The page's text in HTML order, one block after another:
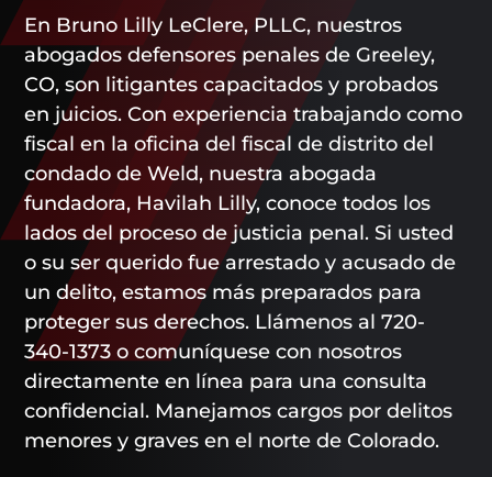
En Bruno Lilly LeClere, PLLC, nuestros
abogados defensores penales de Greeley,
CO, son litigantes capacitados y probados
en juicios. Con experiencia trabajando como
fiscal en la oficina del fiscal de distrito del
condado de Weld, nuestra abogada
fundadora, Havilah Lilly, conoce todos los
lados del proceso de justicia penal. Si usted
o su ser querido fue arrestado y acusado de
un delito, estamos más preparados para
proteger sus derechos. Llámenos al 720-
340-1373 o comuníquese con nosotros
directamente en línea para una consulta
confidencial. Manejamos cargos por delitos
menores y graves en el norte de Colorado.